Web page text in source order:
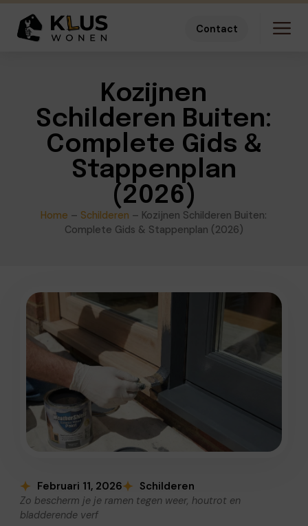
Contact
Kozijnen
Schilderen Buiten:
Complete Gids &
Stappenplan
(2026)
Home – Schilderen – Kozijnen Schilderen Buiten:
Complete Gids & Stappenplan (2026)
Februari 11, 2026 Schilderen
Zo bescherm je je ramen tegen weer, houtrot en
bladderende verf